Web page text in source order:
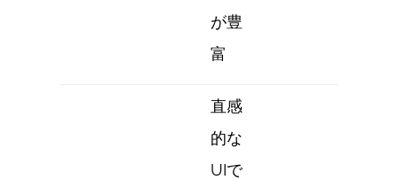
が豊
富
直感
的な
UIで